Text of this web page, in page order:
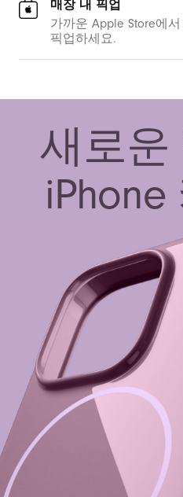
매장 내 픽업
가까운 Apple Store에
픽업하세요.
새로운